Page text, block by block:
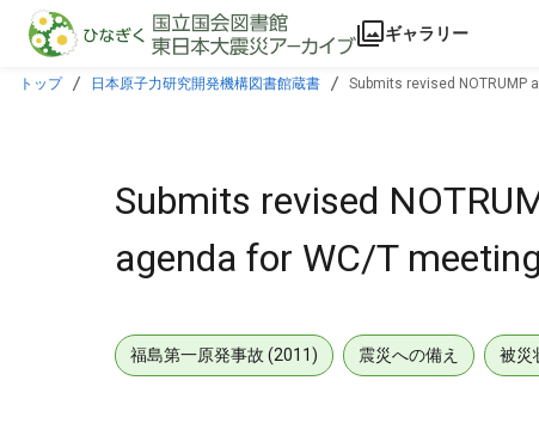
本文に飛ぶ
ギャラリー
トップ 日本原子力研究開発機構図書館蔵書 Submits revised NOTRUMP
Submits revised
agenda for WC/T
福島第一原発事故 (2011) 震災への備え 被災